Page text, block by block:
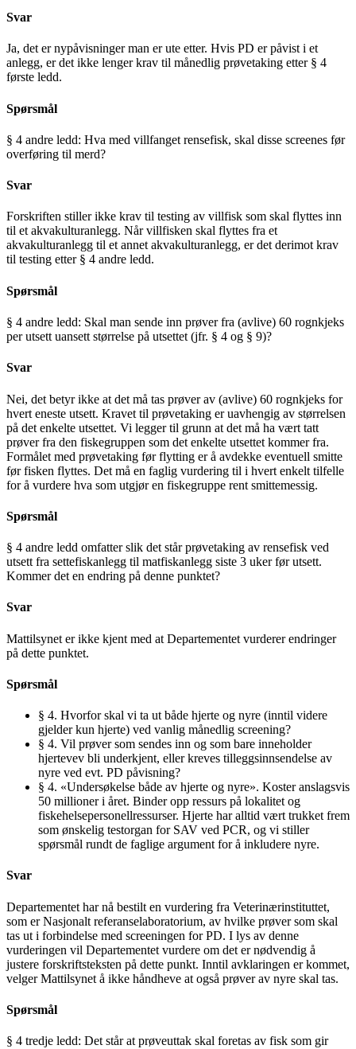
Svar
Ja, det er nypåvisninger man er ute etter. Hvis PD er påvist i et
anlegg, er det ikke lenger krav til månedlig prøvetaking etter § 4
første ledd.
Spørsmål
§ 4 andre ledd: Hva med villfanget rensefisk, skal disse screenes før
overføring til merd?
Svar
Forskriften stiller ikke krav til testing av villfisk som skal flyttes inn
til et akvakulturanlegg. Når villfisken skal flyttes fra et
akvakulturanlegg til et annet akvakulturanlegg, er det derimot krav
til testing etter § 4 andre ledd.
Spørsmål
§ 4 andre ledd: Skal man sende inn prøver fra (avlive) 60 rognkjeks
per utsett uansett størrelse på utsettet (jfr. § 4 og § 9)?
Svar
Nei, det betyr ikke at det må tas prøver av (avlive) 60 rognkjeks for
hvert eneste utsett. Kravet til prøvetaking er uavhengig av størrelsen
på det enkelte utsettet. Vi legger til grunn at det må ha vært tatt
prøver fra den fiskegruppen som det enkelte utsettet kommer fra.
Formålet med prøvetaking før flytting er å avdekke eventuell smitte
før fisken flyttes. Det må en faglig vurdering til i hvert enkelt tilfelle
for å vurdere hva som utgjør en fiskegruppe rent smittemessig.
Spørsmål
§ 4 andre ledd omfatter slik det står prøvetaking av rensefisk ved
utsett fra settefiskanlegg til matfiskanlegg siste 3 uker før utsett.
Kommer det en endring på denne punktet?
Svar
Mattilsynet er ikke kjent med at Departementet vurderer endringer
på dette punktet.
Spørsmål
§ 4. Hvorfor skal vi ta ut både hjerte og nyre (inntil videre
gjelder kun hjerte) ved vanlig månedlig screening?
§ 4. Vil prøver som sendes inn og som bare inneholder
hjertevev bli underkjent, eller kreves tilleggsinnsendelse av
nyre ved evt. PD påvisning?
§ 4. «Undersøkelse både av hjerte og nyre». Koster anslagsvis
50 millioner i året. Binder opp ressurs på lokalitet og
fiskehelsepersonellressurser. Hjerte har alltid vært trukket frem
som ønskelig testorgan for SAV ved PCR, og vi stiller
spørsmål rundt de faglige argument for å inkludere nyre.
Svar
Departementet har nå bestilt en vurdering fra Veterinærinstituttet,
som er Nasjonalt referanselaboratorium, av hvilke prøver som skal
tas ut i forbindelse med screeningen for PD. I lys av denne
vurderingen vil Departementet vurdere om det er nødvendig å
justere forskriftsteksten på dette punkt. Inntil avklaringen er kommet,
velger Mattilsynet å ikke håndheve at også prøver av nyre skal tas.
Spørsmål
§ 4 tredje ledd: Det står at prøveuttak skal foretas av fisk som gir